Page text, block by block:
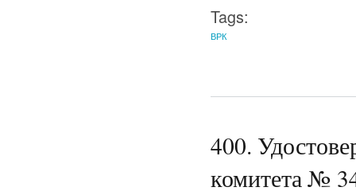
Tags:
ВРК
400.
комитета №